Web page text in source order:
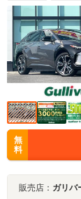
無
料
販売店： ガリバ